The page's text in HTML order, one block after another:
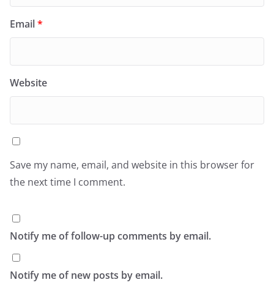
Email*
Website
Save my name, email, and website in this browser for
the next time I comment.
Notify me of follow-up comments by email.
Notify me of new posts by email.